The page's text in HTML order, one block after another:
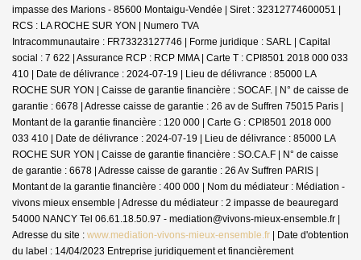
impasse des Marions - 85600 Montaigu-Vendée | Siret : 32312774600051 |
RCS : LA ROCHE SUR YON | Numero TVA
Intracommunautaire : FR73323127746 | Forme juridique : SARL | Capital
social : 7 622 | Assurance RCP : RCP MMA | Carte T : CPI8501 2018 000 033
410 | Date de délivrance : 2024-07-19 | Lieu de délivrance : 85000 LA
ROCHE SUR YON | Caisse de garantie financière : SOCAF. | N° de caisse de
garantie : 6678 | Adresse caisse de garantie : 26 av de Suffren 75015 Paris |
Montant de la garantie financière : 120 000 | Carte G : CPI8501 2018 000
033 410 | Date de délivrance : 2024-07-19 | Lieu de délivrance : 85000 LA
ROCHE SUR YON | Caisse de garantie financière : SO.CA.F | N° de caisse
de garantie : 6678 | Adresse caisse de garantie : 26 Av Suffren PARIS |
Montant de la garantie financière : 400 000 | Nom du médiateur : Médiation -
vivons mieux ensemble | Adresse du médiateur : 2 impasse de beauregard
54000 NANCY Tel 06.61.18.50.97 - mediation@vivons-mieux-ensemble.fr |
Adresse du site : www.mediation-vivons-mieux-ensemble.fr | Date d'obtention
du label : 14/04/2023 Entreprise juridiquement et financièrement